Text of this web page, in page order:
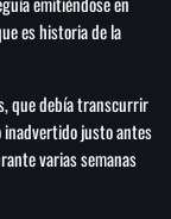
SEARCH
es historia de la
que debía transcurrir
inadvertido justo antes
varias semanas